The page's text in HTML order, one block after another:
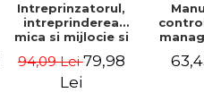
Intreprinzatorul,
intreprinderea
mica si mijlocie si
intreprenorial -
Ovidiu Nicolescu,
94,09 Lei79,98
Lei